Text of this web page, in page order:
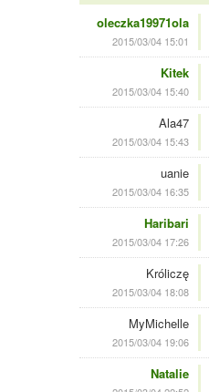
oleczka19971ola
2015/03/04 15:01
Kitek
2015/03/04 15:40
Ala47
2015/03/04 15:43
uanie
2015/03/04 16:35
Haribari
2015/03/04 17:26
Króliczę
2015/03/04 18:08
MyMichelle
2015/03/04 19:06
Natalie